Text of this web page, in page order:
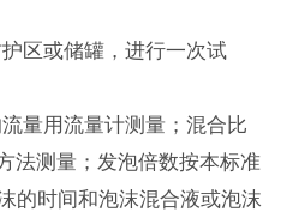
区或储罐，进行一次试
量用流量计测量；混合比
法测量；发泡倍数按本标准
的时间和泡沫混合液或泡沫